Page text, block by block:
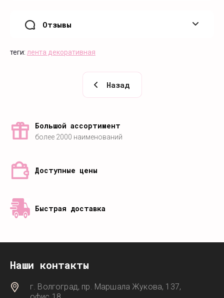
Отзывы
теги: лента декоративная
Назад
Большой ассортимент
более 2000 наименований
Доступные цены
Быстрая доставка
Наши контакты
г. Волгоград, пр. Маршала Жукова, 137,